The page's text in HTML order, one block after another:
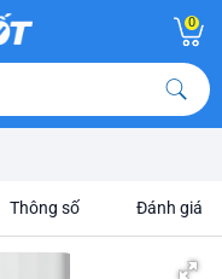
0
Thông số Đánh giá